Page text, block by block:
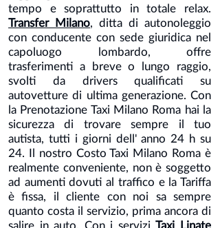
tempo e soprattutto in totale relax.
Transfer Milano, ditta di autonoleggio
con conducente con sede giuridica nel
capoluogo lombardo, offre
trasferimenti a breve o lungo raggio,
svolti da drivers qualificati su
autovetture di ultima generazione. Con
la Prenotazione Taxi Milano Roma hai la
sicurezza di trovare sempre il tuo
autista, tutti i giorni dell' anno 24 h su
24. Il nostro Costo Taxi Milano Roma è
realmente conveniente, non è soggetto
ad aumenti dovuti al traffico e la Tariffa
è fissa, il cliente con noi sa sempre
quanto costa il servizio, prima ancora di
salire in auto. Con i serviziTaxi Linate